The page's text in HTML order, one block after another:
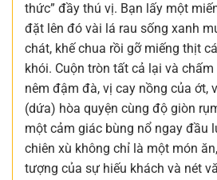
thức” đầy thú vị. Bạn lấy một
đặt lên đó vài lá rau sống xanh
chát, khế chua rồi gỡ miếng thịt
khói. Cuộn tròn tất cả lại và
nêm đậm đà, vị cay nồng của ớt,
(dứa) hòa quyện cùng độ giòn
một cảm giác bùng nổ ngay đầu
chiên xù không chỉ là một món
tượng của sự hiếu khách và nét